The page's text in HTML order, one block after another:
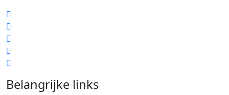
Belangrijke links